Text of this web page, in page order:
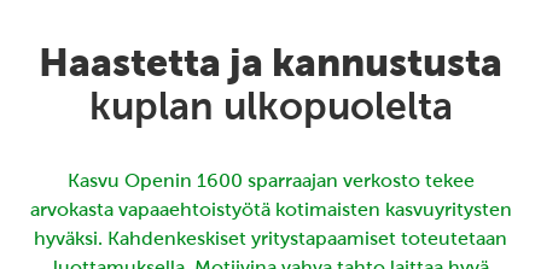
Haastetta ja kannustusta
kuplan ulkopuolelta
Kasvu Openin 1600 sparraajan verkosto tekee
arvokasta vapaaehtoistyötä kotimaisten kasvuyritysten
hyväksi. Kahdenkeskiset yritystapaamiset toteutetaan